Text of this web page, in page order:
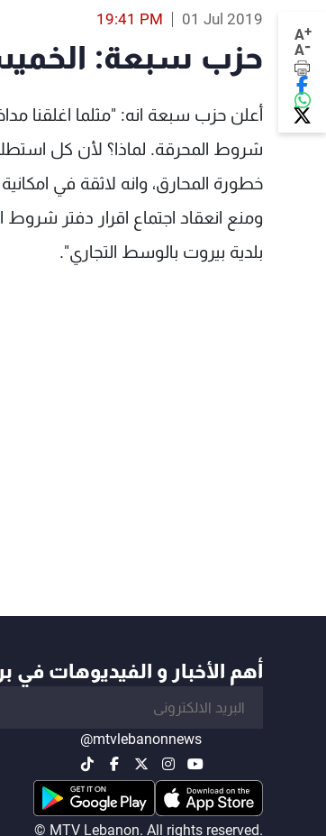
A+
A-
01 Jul 2019
19:41 PM
حزب سبعة:
أعلن حزب سبعة انه: "مثلما اغلقنا
شروط المحرقة. لماذا؟ لأن كل
ومنع انعقاد اجتماع اقرار دفتر
بلدية بيروت بالوسط التجاري".
أهم الأخبار و الفيديوهات في
@mtvlebanonnews
© MTV Lebanon. All rights reserved.